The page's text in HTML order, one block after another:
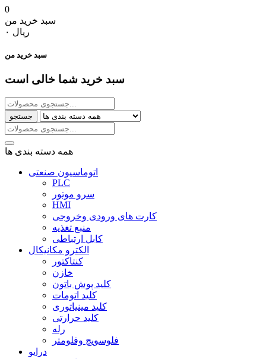
0
سبد خرید من
‎ریال ۰
سبد خرید من
سبد خرید شما خالی است
جستجو
همه دسته بندی ها
اتوماسیون صنعتی
PLC
سرو موتور
HMI
کارت های ورودی وخروجی
منبع تغذیه
کابل ارتباطی
الکترو مکانیکال
کنتاکتور
خازن
کلید پوش باتون
کلید اتومات
کلید مینیاتوری
کلید حرارتی
رله
فلوسویچ وفلومتر
درایو